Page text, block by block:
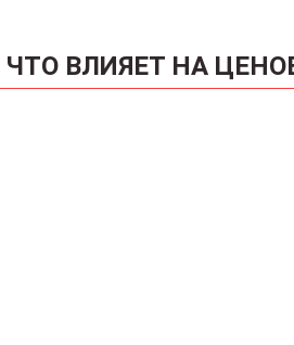
ЧТО ВЛИЯЕТ НА